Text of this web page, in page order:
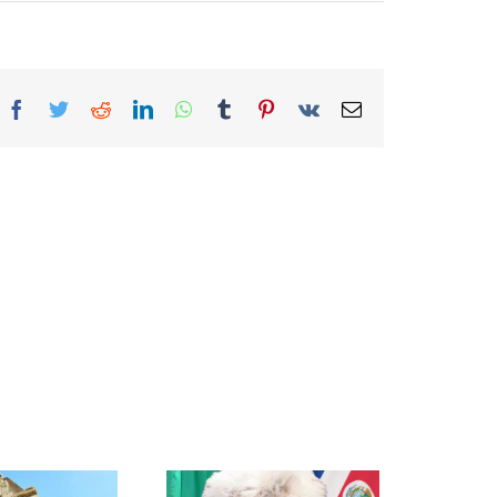
Facebook
TwitterRedditLinkedInWhatsApp
TumblrPinterest
Vk
Correo